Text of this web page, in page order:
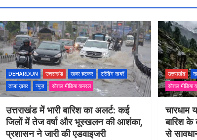
DEHARDUN उत्तराखंड खबर हटकर
ट्रेंडिंग खबरें
ताज़ा ख़बर
न्यूज़ सोशल मीडिया वायरल
उत्तराखंड में भारी बारिश का अलर्ट: कई
जिलों में तेज वर्षा और भूस्खलन की आशंका,
प्रशासन ने जारी की एडवाइजरी
उत्तराखंड
सोशल मीडिया
चारधाम
बारिश
से